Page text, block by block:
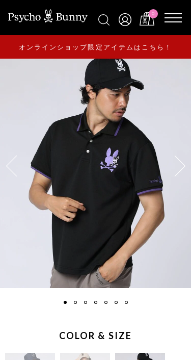
0
オンラインショップ限定アイテムはこちら！
COLOR & SIZE